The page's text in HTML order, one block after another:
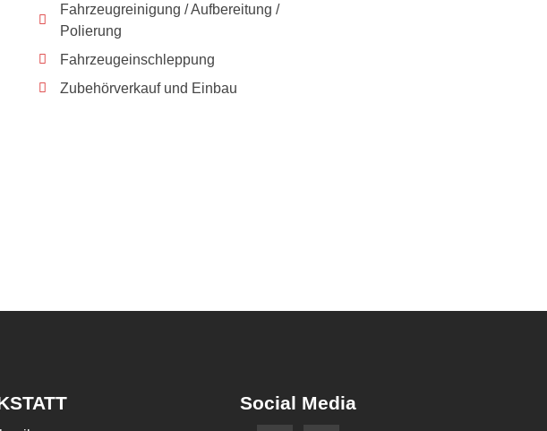
Fahrzeugreinigung / Aufbereitung /
Polierung
Fahrzeugeinschleppung
Zubehörverkauf und Einbau
Social Media